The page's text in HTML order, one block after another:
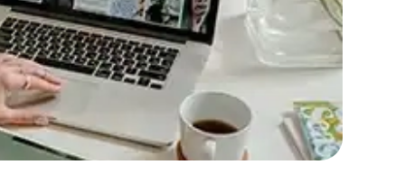
gestion d’une arborescence de
culture web et print Maîtrise niveau